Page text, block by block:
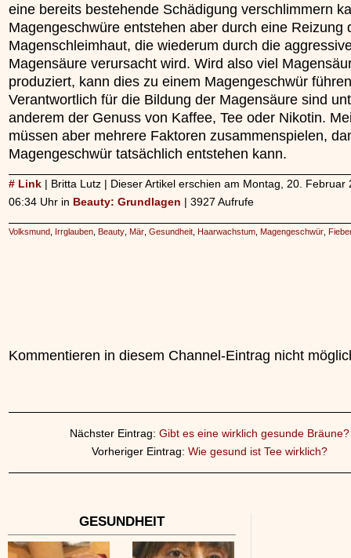
eine bereits bestehende Schädigung verschlimmern
Magengeschwüre entstehen aber durch eine Reizung
Magenschleimhaut, die wiederum durch die
Magensäure verursacht wird. Wird also viel
produziert, kann dies zu einem Magengeschwür
Verantwortlich für die Bildung der Magensäure sind
anderem der Genuss von Kaffee, Tee oder Nikotin.
müssen aber mehrere Faktoren zusammenspielen,
Magengeschwür tatsächlich entstehen kann.
# Link | Britta Lutz | Dieser Artikel erschien am Montag, 20. Februar
06:34 Uhr in Beauty: Grundlagen | 3927 Aufrufe
Volksmund Irrglauben Beauty Mär Gesundheit Haarwachstum Magengeschwür
Kommentieren in diesem Channel-Eintrag nicht
Nächster Eintrag: Gibt es eine wirklich gesunde Bräune?
Vorheriger Eintrag: Wie gesund ist Tee wirklich?
GESUNDHEIT